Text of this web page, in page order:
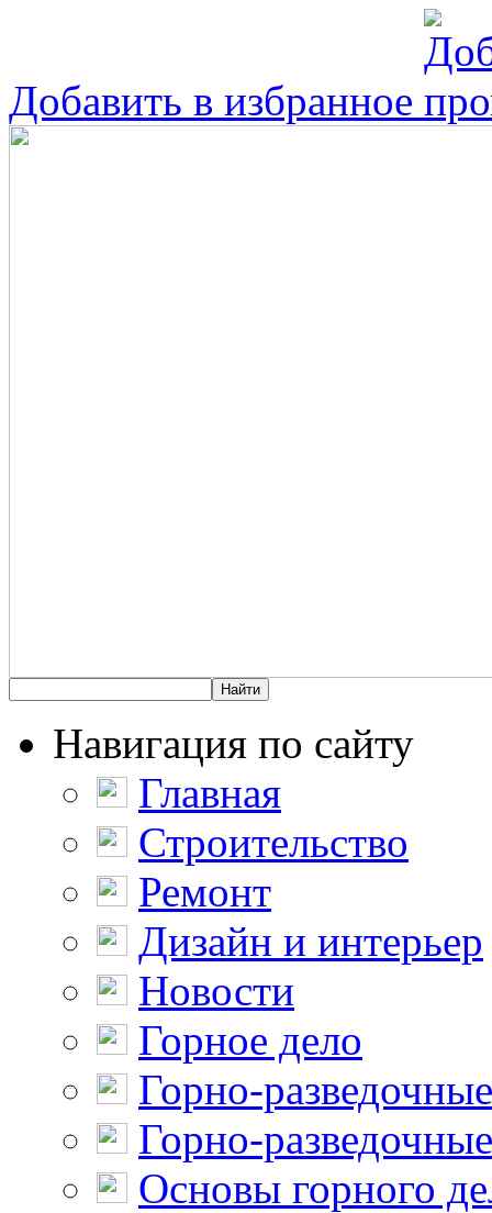
Добавить в избранное
Навигация по сайту
Главная
Строительство
Ремонт
Дизайн и интерьер
Новости
Горное дело
Горно-
Горно-
Основы горного